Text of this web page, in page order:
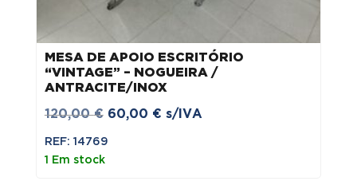
MESA DE APOIO ESCRITÓRIO
“VINTAGE” – NOGUEIRA /
ANTRACITE/INOX
120,00€ O
60,00 €Os/IVA
REF: 14769
1 Em stock